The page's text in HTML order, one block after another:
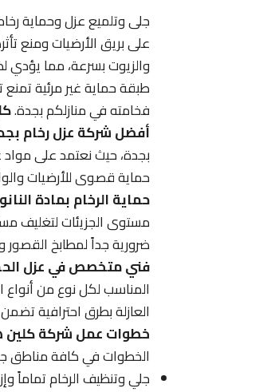
جلى وتلميع عزل وحماية
على بريق الأرضيات ومنع
والزيوت بسرعة، مما يؤدي
طبقة حماية غير مرئية
فخامته في منازلكم بجدة.
أفضل شركة عزل رخام
بجدة، حيث نعتمد على مواد
حماية قصوى للأرضيات
حماية الرخام بمادة
مستوى الجزيئات لتغليف
ضرورية جداً لمطابخ
فني متخصص في عزل
المناسب لكل نوع من أنواع
العازلة بطرق احترافية
خطوات عمل شركة
الخطوات في كافة مناطق
جلي وتنظيف الرخام تماماً